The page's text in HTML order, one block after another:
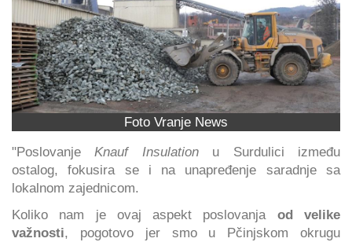
Foto Vranje News
"Poslovanje Knauf Insulation u Surdulici između
ostalog, fokusira se i na unapređenje saradnje sa
lokalnom zajednicom.
Koliko nam je ovaj aspekt poslovanja od velike
važnosti, pogotovo jer smo u Pčinjskom okrugu